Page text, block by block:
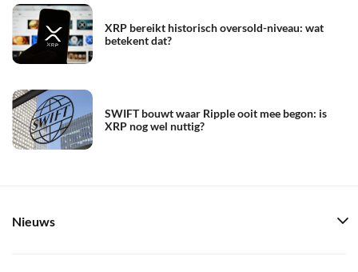
XRP bereikt historisch oversold-niveau: wat
betekent dat?
SWIFT bouwt waar Ripple ooit mee begon: is
XRP nog wel nuttig?
Nieuws